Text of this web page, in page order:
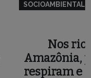
SOCIOAMBIENTAL
Nos
Amazônia,
respiram e